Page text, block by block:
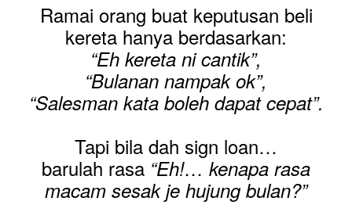
Ramai orang buat keputusan beli
kereta hanya berdasarkan:
“Eh kereta ni cantik”,
“Bulanan nampak ok”,
“Salesman kata boleh dapat cepat”.
Tapi bila dah sign loan…
barulah rasa “Eh!… kenapa rasa
macam sesak je hujung bulan?”